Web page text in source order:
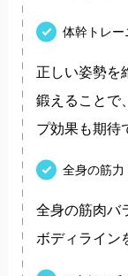
体幹トレー
正しい姿勢を
鍛えることで
プ効果も期待
全身の筋力
全身の筋肉バ
ボディライン